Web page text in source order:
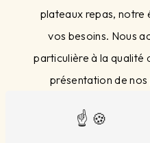
plateaux repas, notre
vos besoins. Nous
particulière à la qualité
présentation de
convives une
Un